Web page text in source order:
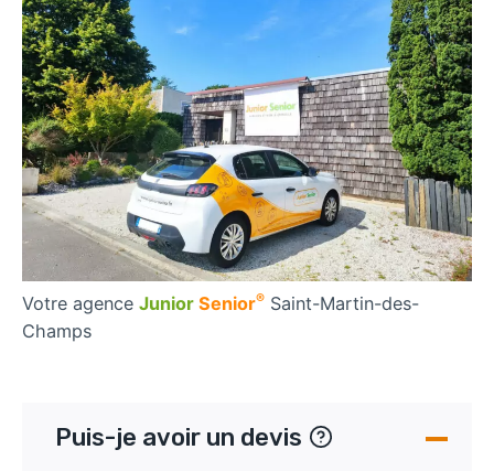
Votre agence Junior Senior® Saint-Martin-des-
Champs
Puis-je avoir un devis